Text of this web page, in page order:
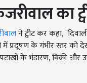
का
ने ट्वीट कर कहा,
में प्रदूषण के गंभीर स्तर
के भंडारण, बिक्री और